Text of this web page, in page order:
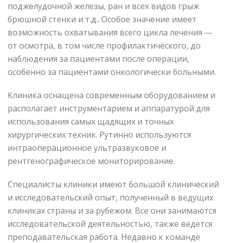
поджелудочной железы, ран и всех видов грыж
брюшной стенки и т.д.. Особое значение имеет
возможность охватывания всего цикла лечения —
от осмотра, в том числе профилактического, до
наблюдения за пациентами после операции,
особенно за пациентами онкологически больными.
Клиника оснащена современным оборудованием и
располагает инструментарием и аппаратурой для
использования самых щадящих и точных
хирургических техник. Рутинно используются
интраоперационное ультразвуковое и
рентгенографическое мониторирование.
Специалисты клиники имеют большой клинический
и исследовательский опыт, полученный в ведущих
клиниках страны и за рубежом. Все они занимаются
исследовательской деятельностью, также ведется
преподавательская работа. Недавно к команде